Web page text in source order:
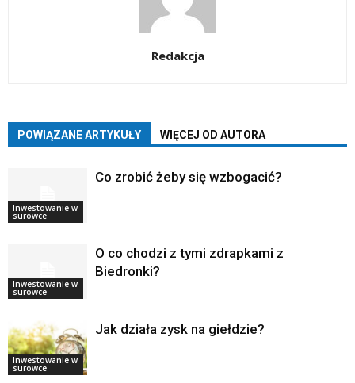
Redakcja
POWIĄZANE ARTYKUŁY WIĘCEJ OD AUTORA
Inwestowanie w
surowce
Co zrobić żeby się wzbogacić?
Inwestowanie w
surowce
O co chodzi z tymi zdrapkami z
Biedronki?
Inwestowanie w
surowce
Jak działa zysk na giełdzie?